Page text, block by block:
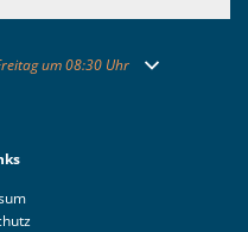
Schließzeiten auszublenden
um 08:30 Uhr